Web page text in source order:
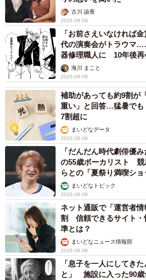
古川 諭香
2026.08.09
「お前さえいなければ
代の演奏会がトラウマ
器修理職人に 10年後再
思わぬ申し出【漫画】
海川 まこと
2026.08.09
補助があっても約9割が
重い」と回答…猛暑でも
7割超に
まいどなデータ
2026.08.08
「だんだん時代劇俳優
の55歳ボーカリスト 競
らとの「夏祭り満喫シ
まいどなトピック
2026.08.08
ネット通販で「運営者
割 信頼できるサイト・
準とは？
まいどなニュース情報部
2026.08.08
「息子を一人にしてき
と」 施設に入った90歳